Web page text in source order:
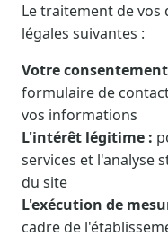
Le traitement de vos
légales suivantes :
Votre
formulaire de
vos informations
L'intérêt légitime :
services et l'analyse
du site
L'exécution de
cadre de